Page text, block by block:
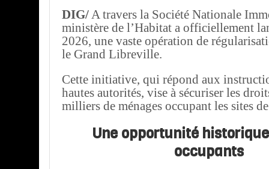
DIG/ A travers la Société Nationale
ministère de l’Habitat a officiellement
2026, une vaste opération de
le Grand Libreville.
Cette initiative, qui répond aux
hautes autorités, vise à sécuriser les
milliers de ménages occupant les sites
Une opportunité
occupants